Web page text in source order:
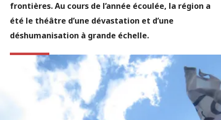
frontières. Au cours de l’année écoulée, la région a
été le théâtre d’une dévastation et d’une
déshumanisation à grande échelle.